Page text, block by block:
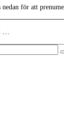
nedan för att